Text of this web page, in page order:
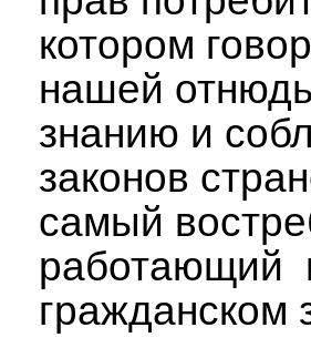
котором
нашей
знанию и
законов
самый
работающий
гражданском